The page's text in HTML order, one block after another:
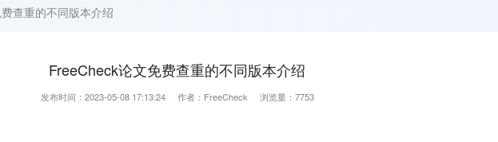
查重的不同版本介绍
FreeCheck论文免费查重的不同版本介绍
发布时间：2023-05-08 17:13:24 作者：FreeCheck 浏览量：7753